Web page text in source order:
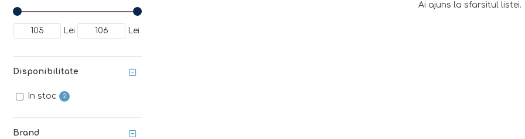
Lei Lei
Brand
Disponibilitate
In stoc 2
Ai ajuns la sfarsitul listei.